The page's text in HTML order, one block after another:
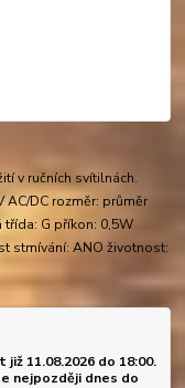
v ručních svítilnách.
AC/DC rozměr: průměr
G příkon: 0,5W
stmívání: ANO životnost:
11.08.2026 do 18:00.
nejpozději dnes do